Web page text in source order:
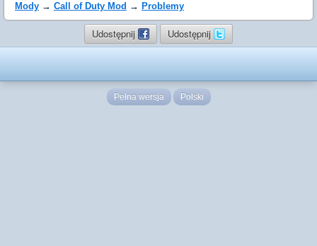
Mody → Call of Duty Mod → Problemy
Udostępnij Udostępnij
Pełna wersja Polski